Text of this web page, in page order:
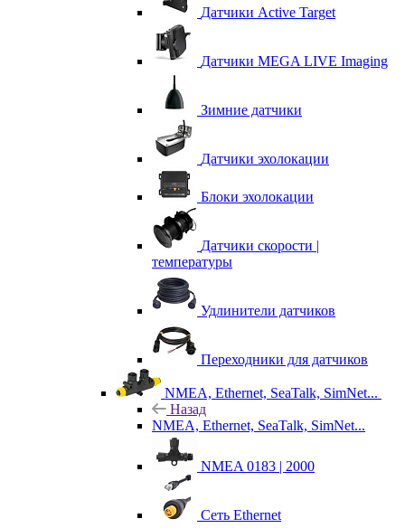
Датчики Active Target
Датчики MEGA LIVE Imaging
Зимние датчики
Датчики эхолокации
Блоки эхолокации
Датчики скорости |
температуры
Удлинители датчиков
Переходники для датчиков
NMEA, Ethernet, SeaTalk, SimNet...
Назад
NMEA, Ethernet, SeaTalk, SimNet...
NMEA 0183 | 2000
Сеть Ethernet